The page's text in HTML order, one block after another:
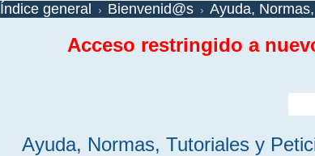
Índice general Bienvenid@s Ayuda,
Acceso restringido a
Ayuda, Normas, Tutoriales y